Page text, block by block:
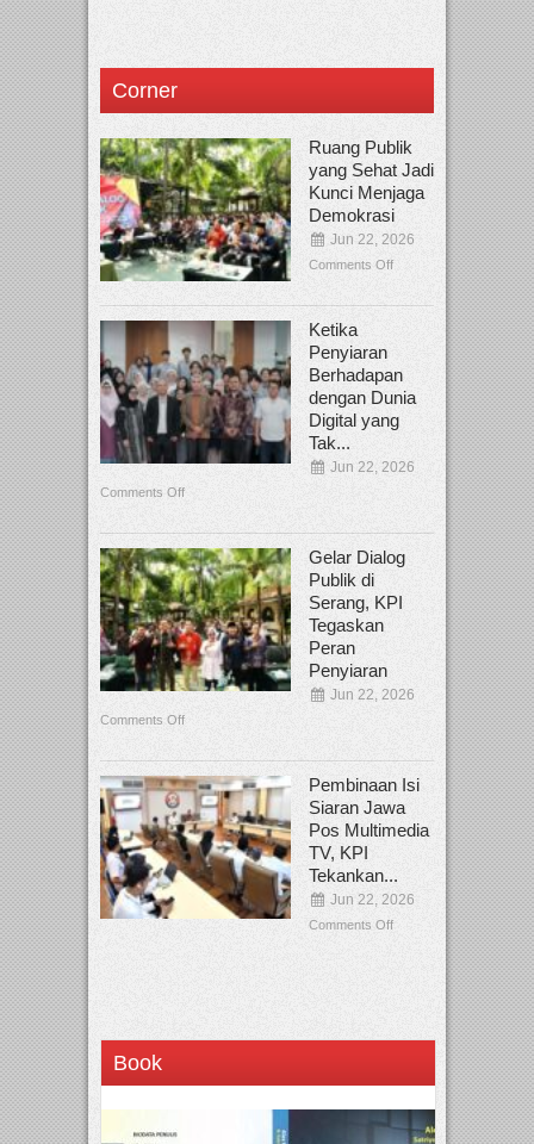
Corner
Ruang Publik
yang Sehat Jadi
Kunci Menjaga
Demokrasi
Jun 22, 2026
Comments Off
Ketika
Penyiaran
Berhadapan
dengan Dunia
Digital yang
Tak...
Jun 22, 2026
Comments Off
Gelar Dialog
Publik di
Serang, KPI
Tegaskan
Peran
Penyiaran
Jun 22, 2026
Comments Off
Pembinaan Isi
Siaran Jawa
Pos Multimedia
TV, KPI
Tekankan...
Jun 22, 2026
Comments Off
Book